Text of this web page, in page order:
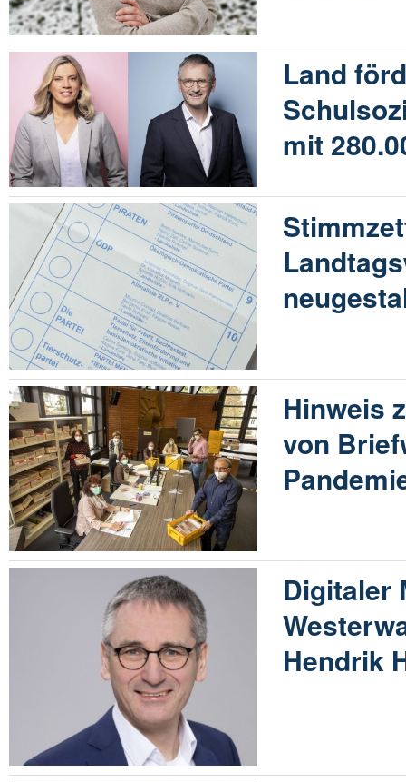
Land
mit
Hinweis
von
Digitaler
Hendrik